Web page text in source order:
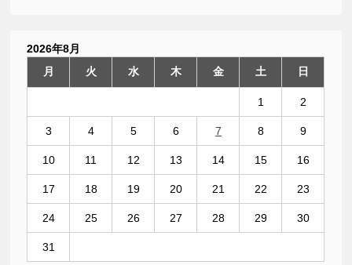
2026年8月
月
火 水 木 金 土 日
1 2
3 4 5 6 7 8 9
10 11 12 13 14 15 16
17 18 19 20 21 22 23
24 25 26 27 28 29 30
31